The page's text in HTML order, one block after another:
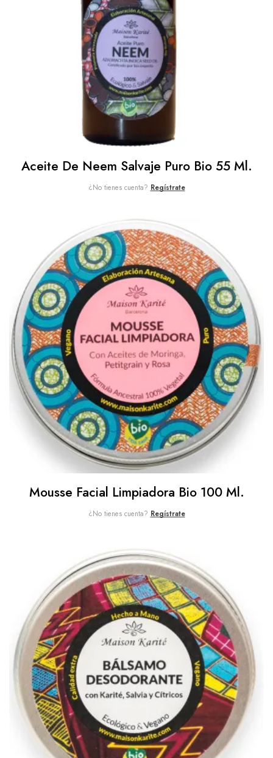
Aceite De Neem Salvaje Puro Bio 55 Ml.
¿No tienes cuenta? Regístrate
Mousse Facial Limpiadora Bio 100 Ml.
¿No tienes cuenta? Regístrate